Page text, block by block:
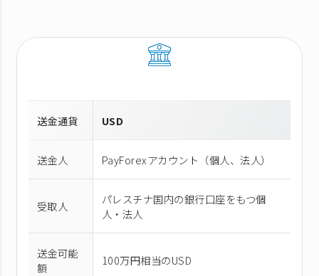
送金通貨 USD
送金人 PayForexアカウント（個⼈、法⼈）
受取人
パレスチナ国内の銀行口座をもつ個
人・法人
送金可能
額
100万円相当のUSD